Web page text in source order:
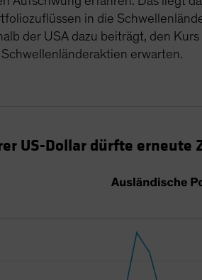
in die
der USA dazu beiträgt, den
erwarten.
US-Dollar dürfte